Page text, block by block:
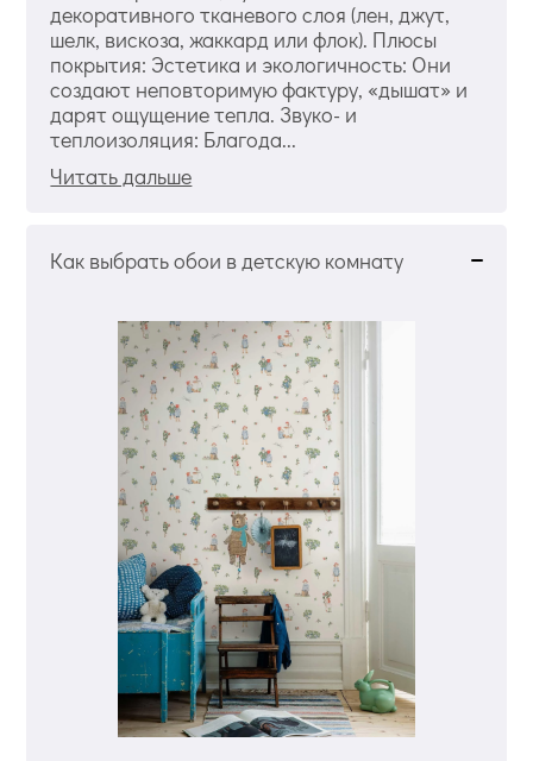
декоративного тканевого слоя (лен, джут,
шелк, вискоза, жаккард или флок). Плюсы
покрытия: Эстетика и экологичность: Они
создают неповторимую фактуру, «дышат» и
дарят ощущение тепла. Звуко- и
теплоизоляция: Благода...
Читать дальше
Как выбрать обои в детскую комнату